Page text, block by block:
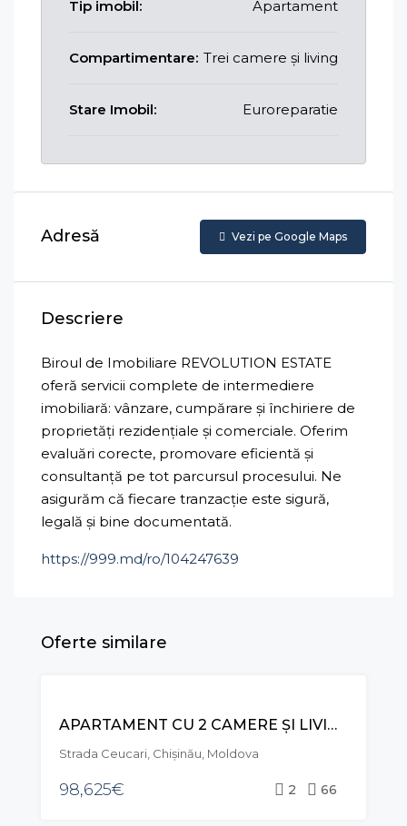
Tip imobil: Apartament
Compartimentare: Trei camere și living
Stare Imobil: Euroreparatie
Adresă Vezi pe Google Maps
Descriere
Biroul de Imobiliare REVOLUTION ESTATE
oferă servicii complete de intermediere
imobiliară: vânzare, cumpărare și închiriere de
proprietăți rezidențiale și comerciale. Oferim
evaluări corecte, promovare eficientă și
consultanță pe tot parcursul procesului. Ne
asigurăm că fiecare tranzacție este sigură,
legală și bine documentată.
https://999.md/ro/104247639
Oferte similare
APARTAMENT CU 2 CAMERE ȘI LIVING, STR. CEUCARI, POȘTA VECHE
Strada Ceucari, Chișinău, Moldova
98,625€ 2 66